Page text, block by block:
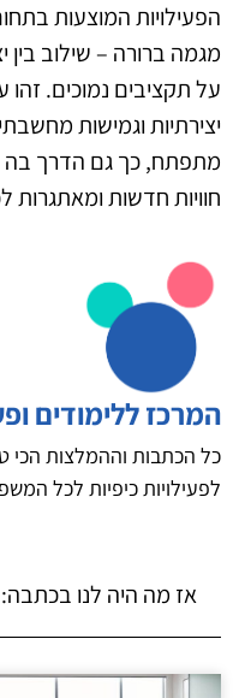
מגמה ברורה – שילוב בין
על תקציבים נמוכים. זהו
יצירתיות וגמישות
מתפתח, כך גם הדרך בה
חוויות חדשות
המרכז ללימודים
כל הכתבות וההמלצות הכי
לפעילויות כיפיות לכל
אז מה היה לנו בכתבה: